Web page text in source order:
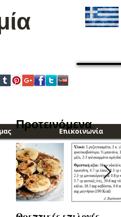
Επικοινωνία
Προτεινόμενα